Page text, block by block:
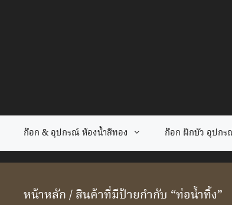
ก๊อก & อุปกรณ์ ห้องน้ำสีทอง ก๊อก ฝักบัว อุปกร
หน้าหลัก/ สินค้าที่มีป้ายกำกับ “ท่อน้ำทิ้ง”